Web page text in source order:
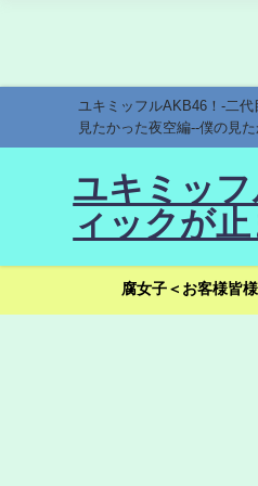
ユキミッフルAKB46！-二
見たかった夜空編--僕の見
ユキミッ
ィックが
腐女子＜お客様皆